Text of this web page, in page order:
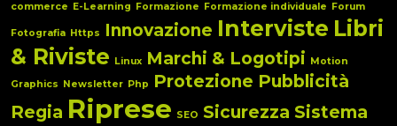
commerce E-Learning Formazione Formazione individuale Forum
Fotografia Https Innovazione Interviste Libri
& Riviste Linux Marchi & Logotipi Motion
Graphics Newsletter Php Protezione Pubblicità
Regia Riprese SEO Sicurezza Sistema